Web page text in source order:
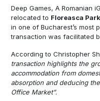
Deep Games, A Romanian
relocated to Floreasca Park
in one of Bucharest’s most
transaction was facilitated
According to Christopher
transaction highlights the
accommodation from
absorption and deducing
Office Market”.